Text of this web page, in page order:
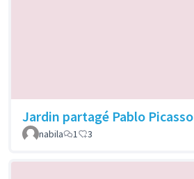
Jardin partagé Pablo Picasso
nabila
1 3